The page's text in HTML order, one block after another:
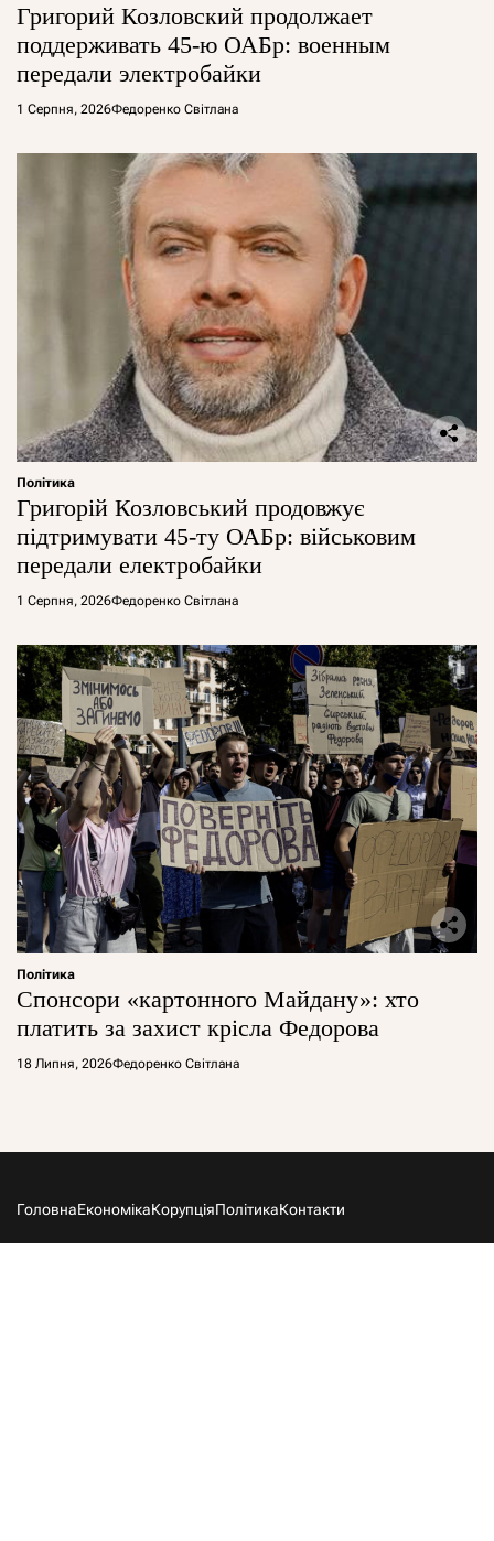
Григорий Козловский продолжает
поддерживать 45-ю ОАБр: военным
передали электробайки
1 Серпня, 2026Федоренко Світлана
Політика
Григорій Козловський продовжує
підтримувати 45-ту ОАБр: військовим
передали електробайки
1 Серпня, 2026Федоренко Світлана
Політика
Спонсори «картонного Майдану»: хто
платить за захист крісла Федорова
18 Липня, 2026Федоренко Світлана
ГоловнаЕкономікаКорупціяПолітикаКонтакти